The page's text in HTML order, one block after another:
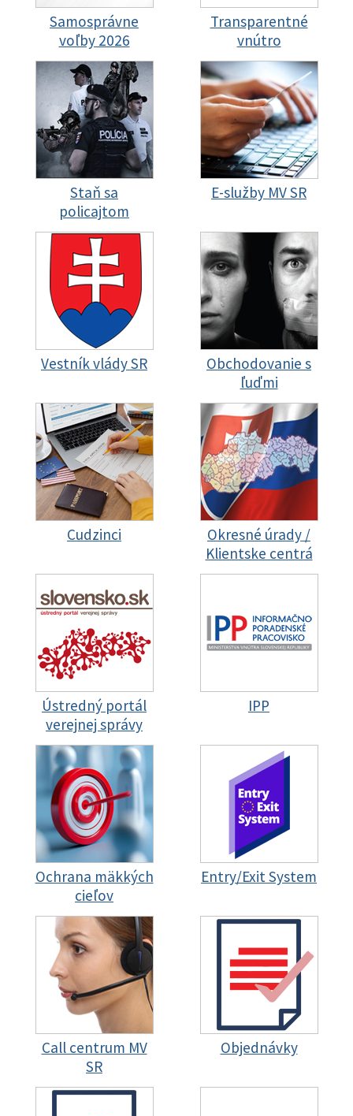
Samosprávne
voľby 2026
Transparentné
vnútro
Staň sa
policajtom
E-služby MV SR
Vestník vlády SR
Obchodovanie s
ľuďmi
Cudzinci
Okresné úrady /
Klientske centrá
Ústredný portál
verejnej správy
IPP
Ochrana mäkkých
cieľov
Entry/Exit System
Call centrum MV
SR
Objednávky